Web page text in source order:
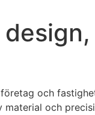
och
och